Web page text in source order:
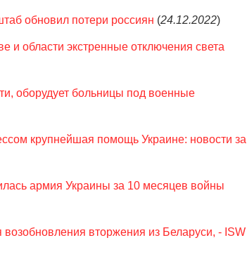
обновил потери россиян (24.12.2022)
и области экстренные отключения света
оборудует больницы под военные
крупнейшая помощь Украине: новости за
армия Украины за 10 месяцев войны
возобновления вторжения из Беларуси, - ISW